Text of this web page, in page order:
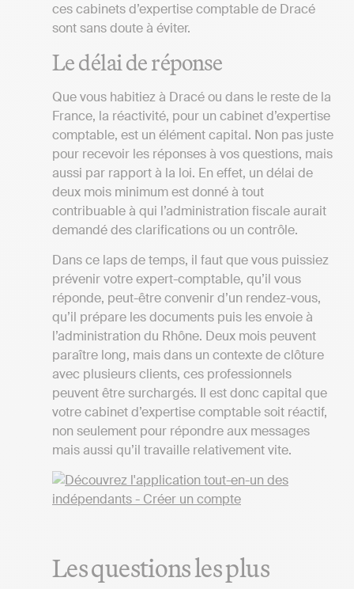
ces cabinets d’expertise comptable de Dracé
sont sans doute à éviter.
Le délai de réponse
Que vous habitiez à Dracé ou dans le reste de la
France, la réactivité, pour un cabinet d’expertise
comptable, est un élément capital. Non pas juste
pour recevoir les réponses à vos questions, mais
aussi par rapport à la loi. En effet, un délai de
deux mois minimum est donné à tout
contribuable à qui l’administration fiscale aurait
demandé des clarifications ou un contrôle.
Dans ce laps de temps, il faut que vous puissiez
prévenir votre expert-comptable, qu’il vous
réponde, peut-être convenir d’un rendez-vous,
qu’il prépare les documents puis les envoie à
l’administration du Rhône. Deux mois peuvent
paraître long, mais dans un contexte de clôture
avec plusieurs clients, ces professionnels
peuvent être surchargés. Il est donc capital que
votre cabinet d’expertise comptable soit réactif,
non seulement pour répondre aux messages
mais aussi qu’il travaille relativement vite.
Les questions les plus